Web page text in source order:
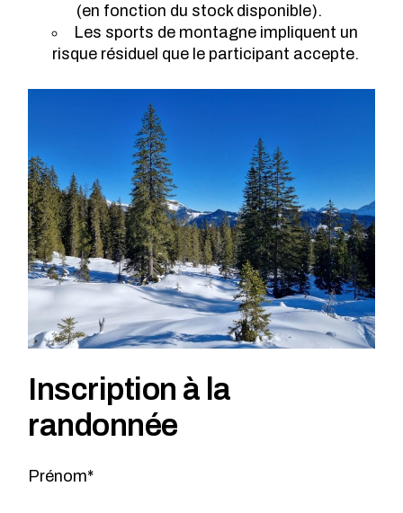
(en fonction du stock disponible).
Les sports de montagne impliquent un
risque résiduel que le participant accepte.
Inscription à la
randonnée
Prénom*